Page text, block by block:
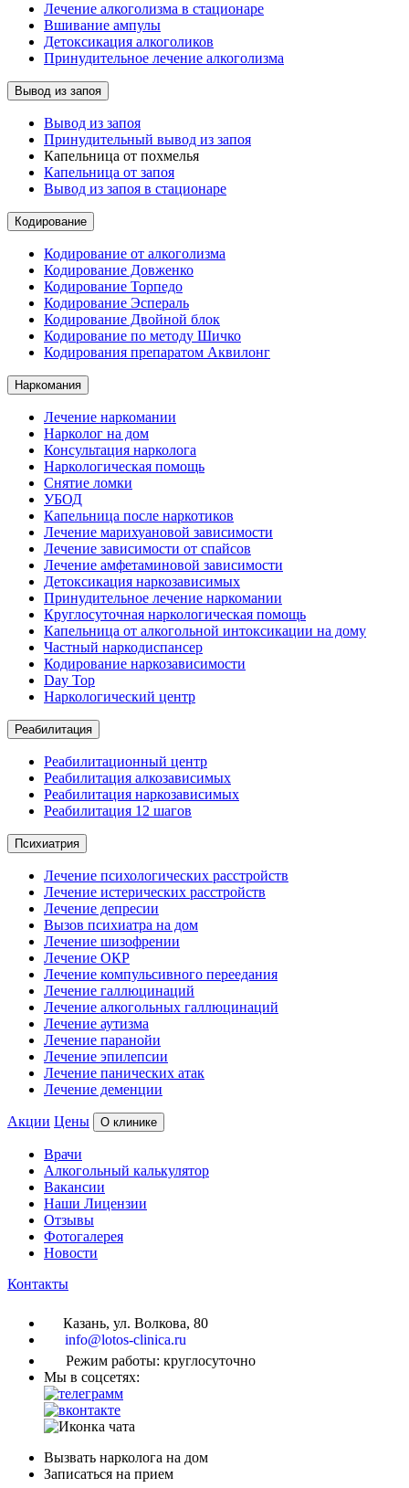
Лечение алкоголизма в стационаре
Вшивание ампулы
Детоксикация алкоголиков
Принудительное лечение алкоголизма
Вывод из запоя
Вывод из запоя
Принудительный вывод из запоя
Капельница от похмелья
Капельница от запоя
Вывод из запоя в стационаре
Кодирование
Кодирование от алкоголизма
Кодирование Довженко
Кодирование Торпедо
Кодирование Эспераль
Кодирование Двойной блок
Кодирование по методу Шичко
Кодирования препаратом Аквилонг
Наркомания
Лечение наркомании
Нарколог на дом
Консультация нарколога
Наркологическая помощь
Снятие ломки
УБОД
Капельница после наркотиков
Лечение марихуановой зависимости
Лечение зависимости от спайсов
Лечение амфетаминовой зависимости
Детоксикация наркозависимых
Принудительное лечение наркомании
Круглосуточная наркологическая помощь
Капельница от алкогольной интоксикации на дому
Частный наркодиспансер
Кодирование наркозависимости
Day Top
Наркологический центр
Реабилитация
Реабилитационный центр
Реабилитация алкозависимых
Реабилитация наркозависимых
Реабилитация 12 шагов
Психиатрия
Лечение психологических расстройств
Лечение истерических расстройств
Лечение депресии
Вызов психиатра на дом
Лечение шизофрении
Лечение ОКР
Лечение компульсивного переедания
Лечение галлюцинаций
Лечение алкогольных галлюцинаций
Лечение аутизма
Лечение паранойи
Лечение эпилепсии
Лечение панических атак
Лечение деменции
Акции Цены О клинике
Врачи
Алкогольный калькулятор
Вакансии
Наши Лицензии
Отзывы
Фотогалерея
Новости
Контакты
Казань, ул. Волкова, 80
info@lotos-clinica.ru
Режим работы: круглосуточно
Мы в соцсетях:
Вызвать нарколога на дом
Записаться на прием